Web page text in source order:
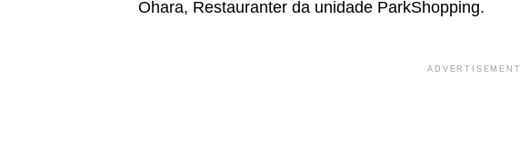
Ohara, Restauranter da unidade ParkShopping.
ADVERTISEMENT